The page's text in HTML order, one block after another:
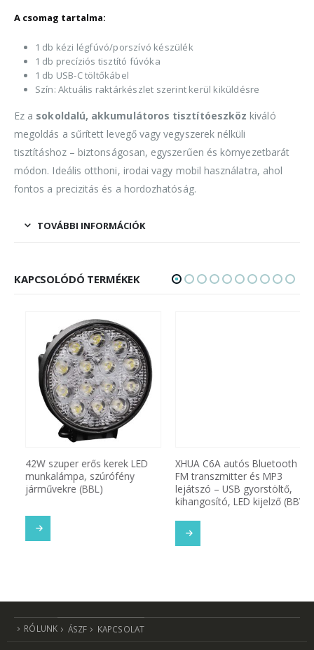
A csomag tartalma:
1 db kézi légfúvó/porszívó készülék
1 db precíziós tisztító fúvóka
1 db USB-C töltőkábel
Szín: Aktuális raktárkészlet szerint kerül kiküldésre
Ez a sokoldalú, akkumulátoros tisztítóeszköz kiváló
megoldás a sűrített levegő vagy vegyszerek nélküli
tisztításhoz – biztonságosan, egyszerűen és környezetbarát
módon. Ideális otthoni, irodai vagy mobil használatra, ahol
fontos a precizitás és a hordozhatóság.
TOVÁBBI INFORMÁCIÓK
KAPCSOLÓDÓ TERMÉKEK
42W szuper erős kerek LED
munkalámpa, szúrófény
járművekre (BBL)
XHUA C6A autós Bluetooth
FM transzmitter és MP3
lejátszó – USB gyorstöltő,
kihangosító, LED kijelző (BBV)
RÓLUNK ÁSZF KAPCSOLAT